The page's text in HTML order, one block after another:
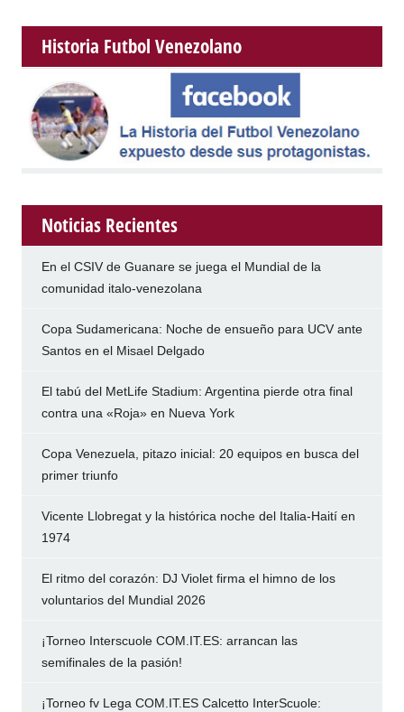
Historia Futbol Venezolano
Noticias Recientes
En el CSIV de Guanare se juega el Mundial de la
comunidad italo-venezolana
Copa Sudamericana: Noche de ensueño para UCV ante
Santos en el Misael Delgado
El tabú del MetLife Stadium: Argentina pierde otra final
contra una «Roja» en Nueva York
Copa Venezuela, pitazo inicial: 20 equipos en busca del
primer triunfo
Vicente Llobregat y la histórica noche del Italia-Haití en
1974
El ritmo del corazón: DJ Violet firma el himno de los
voluntarios del Mundial 2026
¡Torneo Interscuole COM.IT.ES: arrancan las
semifinales de la pasión!
¡Torneo fv Lega COM.IT.ES Calcetto InterScuole: